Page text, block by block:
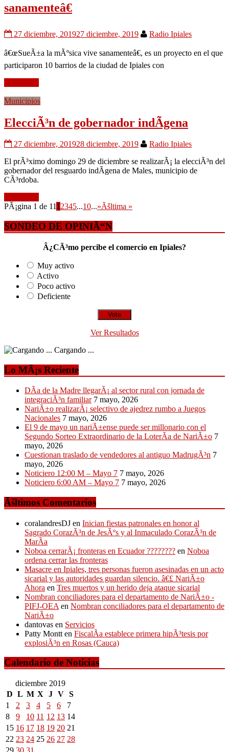
sanamenteâ€
27 diciembre, 201927 diciembre, 2019 Radio Ipiales
â€œSueÃ±a la mÃºsica vive sanamenteâ€, es un proyecto en el que
participaron 10 barrios de la ciudad de Ipiales con
Municipios
ElecciÃ³n de gobernador indÃ­gena
27 diciembre, 201928 diciembre, 2019
Radio Ipiales
El prÃ³ximo domingo 29 de diciembre se realizarÃ¡ la elecciÃ³n del
gobernador del resguardo indÃ­gena de Males, municipio de
CÃ³rdoba.
PÃ¡gina 1 de 1112345...10...»Ãšltima »
SONDEO DE OPINIÃ“N
Â¿CÃ³mo percibe el comercio en Ipiales?
Muy activo
Activo
Poco activo
Deficiente
Ver Resultados
Cargando ...
Lo MÃ¡s Reciente
DÃ­a de la Madre llegarÃ¡ al sector rural con jornada de
integraciÃ³n familiar 7 mayo, 2026
NariÃ±o realizarÃ¡ selectivo de ajedrez rumbo a Juegos
Nacionales 7 mayo, 2026
El 9 de mayo un nariÃ±ense puede ser millonario con el
Segundo Sorteo Extraordinario de la LoterÃ­a de NariÃ±o 7
mayo, 2026
Cuestionan traslado de vendedores al antiguo MadrugÃ³n 7
mayo, 2026
Noticiero 12:00 M – Mayo 7 7 mayo, 2026
Noticiero 6:00 AM – Mayo 7 7 mayo, 2026
Ãšltimos Comentarios
coralandresDJ en Inician fiestas patronales en honor al
Sagrado CorazÃ³n de JesÃºs y al Inmaculado CorazÃ³n de
MarÃ­a
Noboa cerrarÃ¡ fronteras en Ecuador ???????? en Noboa
ordena cerrar las fronteras
Masacre en Ipiales, tres personas fueron asesinadas en un acto
sicarial y las autoridades guardan silencio. â€£ NariÃ±o
Ahora en Tres muertos y un herido deja ataque sicarial
Nombran conciliadores para el departamento de NariÃ±o -
PIFJ-OEA en Nombran conciliadores para el departamento de
NariÃ±o
dantovas en Servicios
Patty Montt en FiscalÃ­a establece primera hipÃ³tesis por
explosiÃ³n en Rosas (Cauca)
Calendario de Noticias
diciembre 2019
D L M X J V S
1
2 3 4 5 6
7
8
9 10 11 12 13 14
15 16 17 18 19 20 21
22 23 24 25 26 27 28